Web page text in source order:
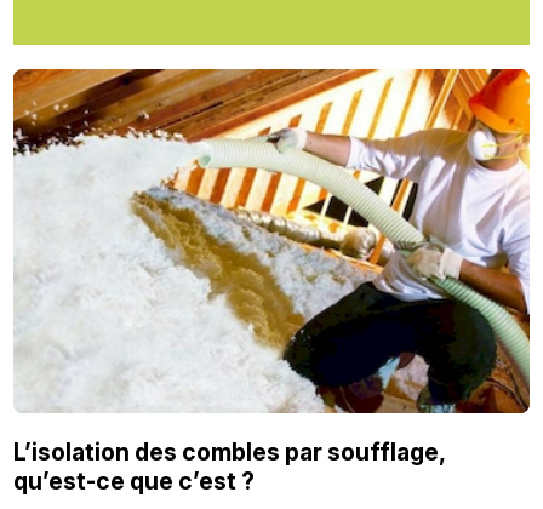
L’isolation des combles par soufflage,
qu’est-ce que c’est ?